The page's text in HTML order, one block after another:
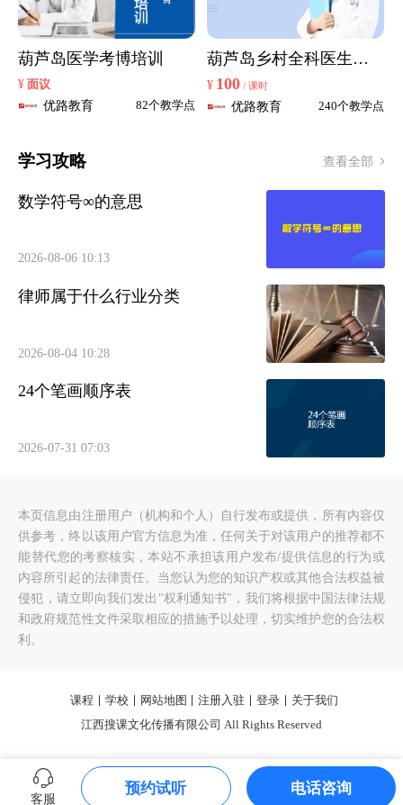
葫芦岛医学考博培训
¥ 面议
优路教育 82个教学点
葫芦岛乡村全科医生培
训
¥ 100 / 课时
优路教育 240个教学点
学习攻略 查看全部
数学符号∞的意思
2026-08-06 10:13
律师属于什么行业分类
2026-08-04 10:28
24个笔画顺序表
2026-07-31 07:03
本页信息由注册用户（机构和个人）自行发布或提供，所有内容仅
供参考，终以该用户官方信息为准，任何关于对该用户的推荐都不
能替代您的考察核实，本站不承担该用户发布/提供信息的行为或
内容所引起的法律责任。当您认为您的知识产权或其他合法权益被
侵犯，请立即向我们发出"权利通知书"，我们将根据中国法律法规
和政府规范性文件采取相应的措施予以处理，切实维护您的合法权
利。
课程 学校 网站地图 注册入驻 登录
关于我们
江西搜课文化传播有限公司 All Rights Reserved
客服
预约试听 电话咨询